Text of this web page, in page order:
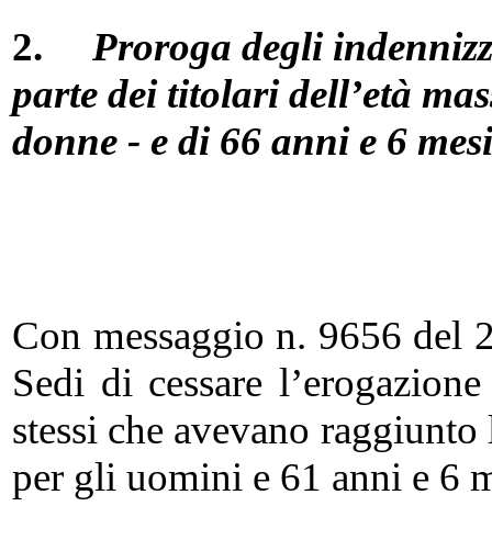
2. Proroga degli
parte dei titolari dell’età
donne - e di 66 anni e 6
Con messaggio n. 9656 del
Sedi di cessare
stessi che avevano
per gli uomini e 61 anni e 6